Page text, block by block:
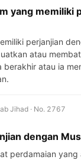
yang memiliki
perjanjian
atau
berakhir atau ia
Jihad · No. 2767
dengan
perdamaian yang